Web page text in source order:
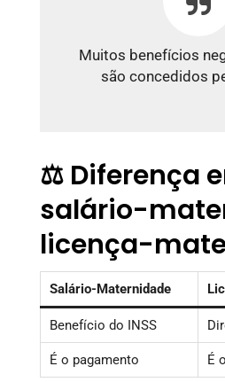
Muitos benefícios
são concedidos
⚖️ Diferença
salário-
licença-
Salário-Maternidade
Benefício do INSS
É o pagamento É